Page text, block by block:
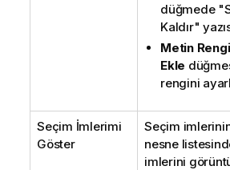
düğmede
Kaldır"
Metin Rengi
Ekle
rengini
Seçim İmlerimi
Göster
Seçim
nesne
imlerini